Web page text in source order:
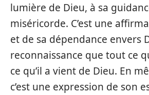
lumière de Dieu, à sa
miséricorde. C’est une
et de sa dépendance envers
reconnaissance que tout ce
ce qu’il a vient de Dieu. En
c’est une expression de son